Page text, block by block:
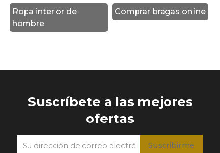
Ropa interior de
hombre
Comprar bragas online
Suscríbete a las mejores
ofertas